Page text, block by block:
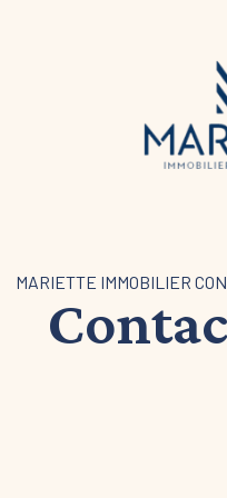
MARIETTE IMMOBILIER